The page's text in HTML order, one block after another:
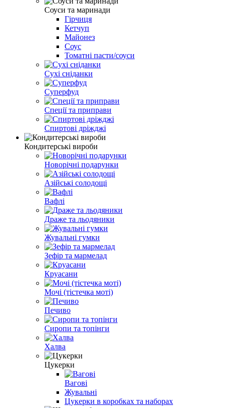
Соуси та маринади
Гірчиця
Кетчуп
Майонез
Соус
Томатні пасти/соуси
Сухі сніданки
Суперфуд
Спеції та приправи
Спиртові дріжджі
Кондитерські вироби
Новорічні подарунки
Азійські солодощі
Вафлі
Драже та льодяники
Жувальні гумки
Зефір та мармелад
Круасани
Мочі (тістечка моті)
Печиво
Сиропи та топінги
Халва
Цукерки
Вагові
Жувальні
Цукерки в коробках та наборах